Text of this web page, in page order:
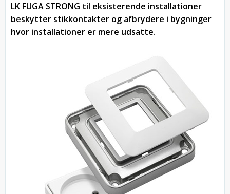
LK FUGA STRONG til eksisterende installationer
beskytter stikkontakter og afbrydere i bygninger
hvor installationer er mere udsatte.